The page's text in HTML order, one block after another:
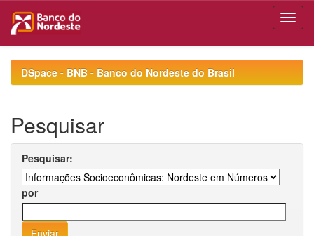
navigationDSpace - BNB - Banco do Nordeste do Brasil
Pesquisar
Pesquisar:
por